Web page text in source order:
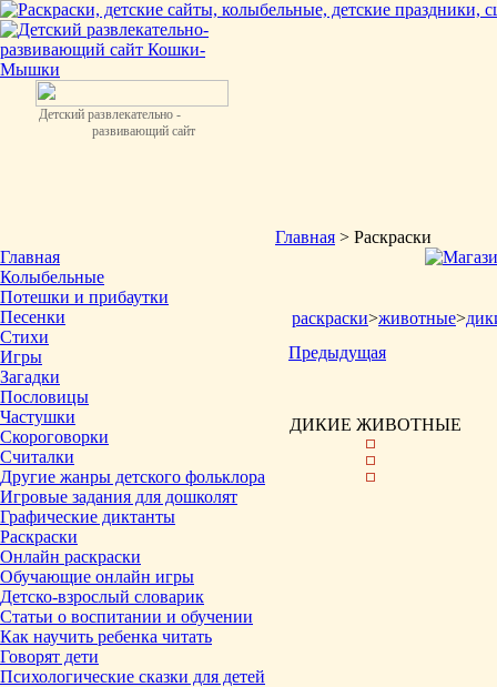
Детский развлекательно -
развивающий сайт
Главная
Колыбельные
Потешки и прибаутки
Песенки
Стихи
Игры
Загадки
Пословицы
Частушки
Скороговорки
Считалки
Другие жанры детского фольклора
Игровые задания для дошколят
Графические диктанты
Раскраски
Онлайн раскраски
Обучающие онлайн игры
Детско-взрослый словарик
Статьи о воспитании и обучении
Как научить ребенка читать
Говорят дети
Психологические сказки для детей
Главная > Раскраски
раскраски>животные>
Предыдущая
ДИКИЕ ЖИВОТНЫЕ